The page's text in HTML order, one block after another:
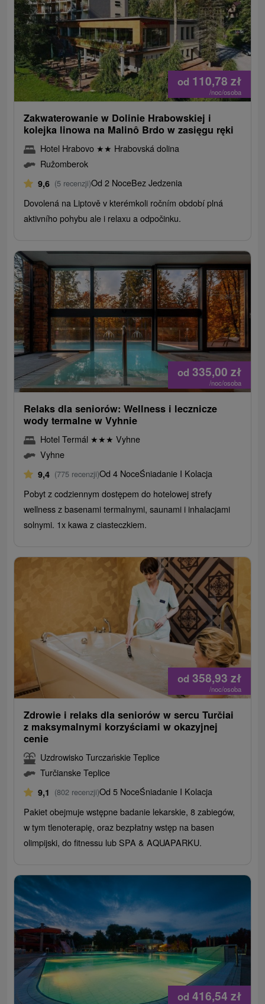
od 110,78 zł
/noc/osoba
Zakwaterowanie w Dolinie Hrabowskiej i
kolejka linowa na Malinô Brdo w zasięgu ręki
Hotel Hrabovo ★★ Hrabovská dolina
Ružomberok
9,6 (5 recenzji)Od 2 NoceBez Jedzenia
Dovolená na Liptově v kterémkoli ročním období plná
aktivního pohybu ale i relaxu a odpočinku.
od 335,00 zł
/noc/osoba
Relaks dla seniorów: Wellness i lecznicze
wody termalne w Vyhnie
Hotel Termál ★★★ Vyhne
Vyhne
9,4 (775 recenzji)Od 4 NoceŚniadanie I Kolacja
Pobyt z codziennym dostępem do hotelowej strefy
wellness z basenami termalnymi, saunami i inhalacjami
solnymi. 1x kawa z ciasteczkiem.
od 358,93 zł
/noc/osoba
Zdrowie i relaks dla seniorów w sercu Turčiai
z maksymalnymi korzyściami w okazyjnej
cenie
Uzdrowisko Turczańskie Teplice
Turčianske Teplice
9,1 (802 recenzji)Od 5 NoceŚniadanie I Kolacja
Pakiet obejmuje wstępne badanie lekarskie, 8 zabiegów,
w tym tlenoterapię, oraz bezpłatny wstęp na basen
olimpijski, do fitnessu lub SPA & AQUAPARKU.
od 416,54 zł